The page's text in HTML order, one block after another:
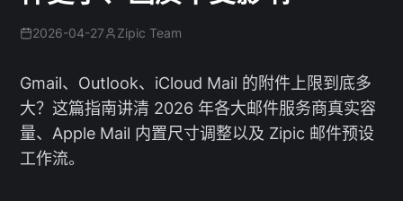
2026-04-27 Zipic Team
Gmail、Outlook、iCloud Mail 的附件上限到底多
大？这篇指南讲清 2026 年各大邮件服务商真实容
量、Apple Mail 内置尺寸调整以及 Zipic 邮件预设
工作流。